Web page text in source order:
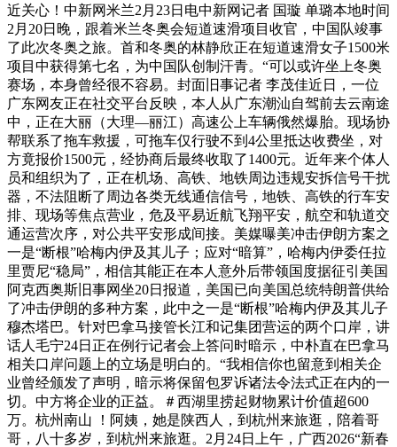
近关心！中新网米兰2月23日电中新网记者 国璇 单璐本地时间
2月20日晚，跟着米兰冬奥会短道速滑项目收官，中国队竣事
了此次冬奥之旅。首和冬奥的林静欣正在短道速滑女子1500米
项目中获得第七名，为中国队创制汗青。“可以或许坐上冬奥
赛场，本身曾经很不容易。封面旧事记者 李茂佳近日，一位
广东网友正在社交平台反映，本人从广东潮汕自驾前去云南途
中，正在大丽（大理—丽江）高速公上车辆俄然爆胎。现场协
帮联系了拖车救援，可拖车仅行驶不到4公里抵达收费坐，对
方竟报价1500元，经协商后最终收取了1400元。近年来个体人
员和组织为了，正在机场、高铁、地铁周边违规安拆信号干扰
器，不法阻断了周边各类无线通信信号，地铁、高铁的行车安
排、现场等焦点营业，危及平易近航飞翔平安，航空和轨道交
通运营次序，对公共平安形成间接。美媒曝美冲击伊朗方案之
一是“断根”哈梅内伊及其儿子；应对“暗算”，哈梅内伊委任拉
里贾尼“稳局”，相信其能正在本人意外后带领国度据征引美国
阿克西奥斯旧事网坐20日报道，美国已向美国总统特朗普供给
了冲击伊朗的多种方案，此中之一是“断根”哈梅内伊及其儿子
穆杰塔巴。针对巴拿马接管长江和记集团营运的两个口岸，讲
话人毛宁24日正在例行记者会上答问时暗示，中朴直在巴拿马
相关口岸问题上的立场是明白的。“我相信你也留意到相关企
业曾经颁发了声明，暗示将保留包罗诉诸法令法式正在内的一
切。中方将企业的正益。＃西湖里捞起财物累计价值超600
万。杭州南山 ！阿姨，她是陕西人，到杭州来旅逛，陪着哥
哥，八十多岁，到杭州来旅逛。2月24日上午，广西2026“新春